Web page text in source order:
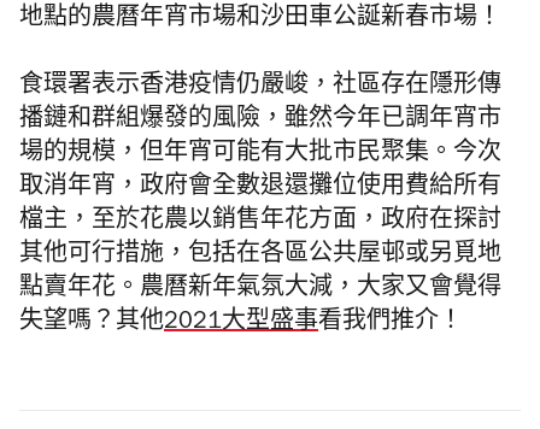
地點的農曆年宵市場和沙田車公誕新春市場！
食環署表示香港疫情仍嚴峻，社區存在隱形傳
播鏈和群組爆發的風險，雖然今年已調年宵市
場的規模，但年宵可能有大批市民聚集。今次
取消年宵，政府會全數退還攤位使用費給所有
檔主，至於花農以銷售年花方面，政府在探討
其他可行措施，包括在各區公共屋邨或另覓地
點賣年花。農曆新年氣氛大減，大家又會覺得
失望嗎？其他2021大型盛事看我們推介！